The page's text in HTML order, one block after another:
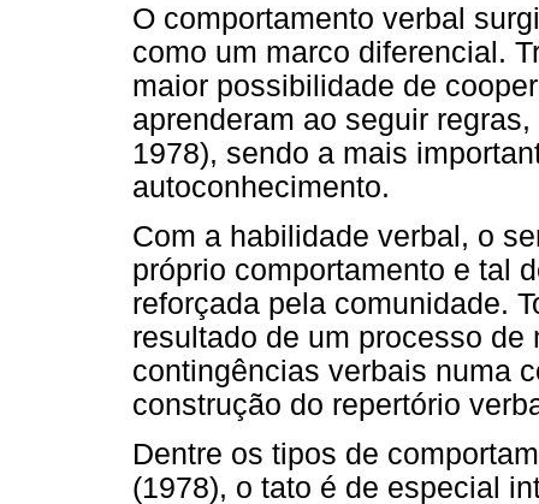
O comportamento verbal
como um marco diferencial.
maior possibilidade de
aprenderam ao seguir
1978), sendo a mais
autoconhecimento.
Com a habilidade verbal, o
próprio comportamento e tal
reforçada pela comunidade.
resultado de um processo
contingências verbais numa
construção do repertório
Dentre os tipos de
(1978), o tato é de especial